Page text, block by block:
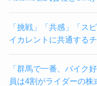
「挑戦」「共感」「ス
イカレントに共通する
「群馬で一番、バイク
員は4割がライダーの